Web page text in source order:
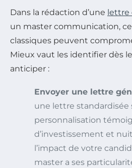
Dans la rédaction d’une lettre
un master communication,
classiques peuvent
Mieux vaut les identifier dès
anticiper :
Envoyer une lettre
une lettre standardisée
personnalisation
d’investissement et
l’impact de votre
master a ses